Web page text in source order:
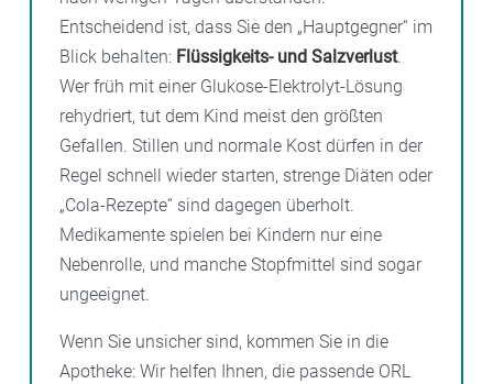
Entscheidend ist, dass Sie den „Hauptgegner“ im
Blick behalten: Flüssigkeits- und Salzverlust.
Wer früh mit einer Glukose-Elektrolyt-Lösung
rehydriert, tut dem Kind meist den größten
Gefallen. Stillen und normale Kost dürfen in der
Regel schnell wieder starten, strenge Diäten oder
„Cola-Rezepte“ sind dagegen überholt.
Medikamente spielen bei Kindern nur eine
Nebenrolle, und manche Stopfmittel sind sogar
ungeeignet.
Wenn Sie unsicher sind, kommen Sie in die
Apotheke: Wir helfen Ihnen, die passende ORL